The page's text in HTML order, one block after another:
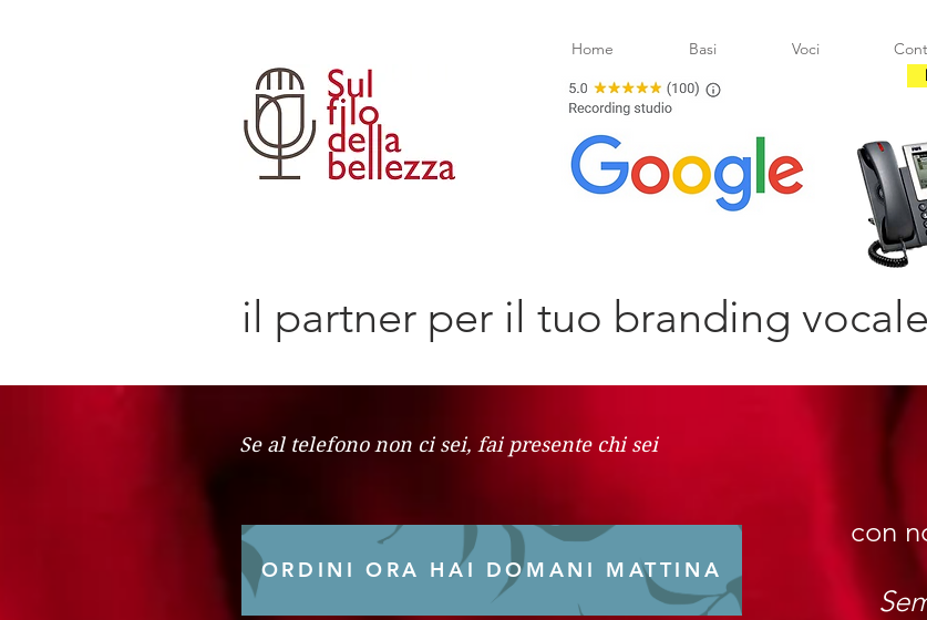
Home Basi Voci
il partner per il tuo branding vocale
Se al telefono non ci sei, fai presente chi sei
con
ORDINI ORA HAI DOMANI MATTINA